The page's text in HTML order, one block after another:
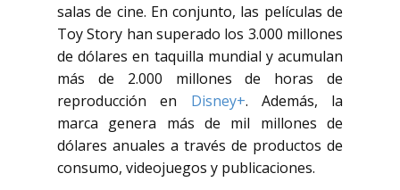
salas de cine. En conjunto, las películas de
Toy Story han superado los 3.000 millones
de dólares en taquilla mundial y acumulan
más de 2.000 millones de horas de
reproducción en Disney+. Además, la
marca genera más de mil millones de
dólares anuales a través de productos de
consumo, videojuegos y publicaciones.